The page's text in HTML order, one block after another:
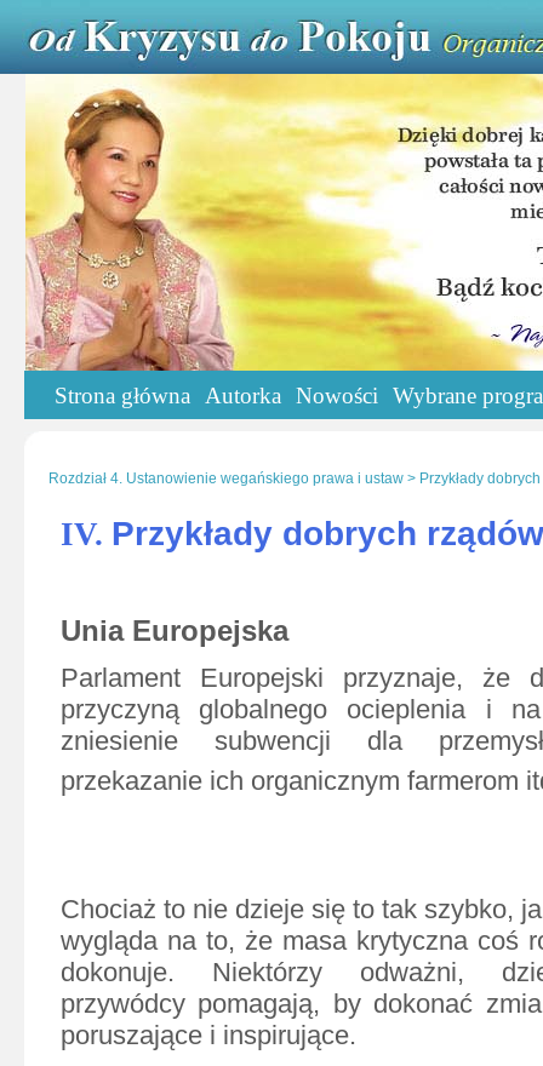
Strona główna Autorka Nowości Wybrane
Rozdział 4. Ustanowienie wegańskiego prawa i ustaw > Przykłady
IV. Przykłady dobrych rządów
Unia Europejska
Parlament Europejski przyznaje, że
przyczyną globalnego ocieplenia i
zniesienie subwencji dla
przekazanie ich organicznym farmerom
Chociaż to nie dzieje się to tak szybko,
wygląda na to, że masa krytyczna coś
dokonuje. Niektórzy odważni,
przywódcy pomagają, by dokonać
poruszające i inspirujące.